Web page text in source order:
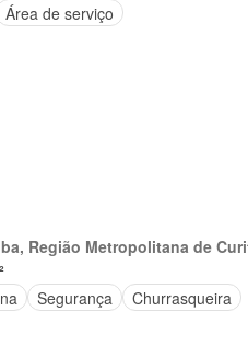
Área de serviço
Região Metropolitana de
Segurança
Churrasqueira